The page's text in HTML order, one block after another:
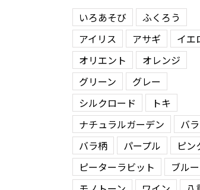
いろあそび
ふくろう
アイリス
アサギ
イエ
オリエント
オレンジ
グリーン
グレー
シルクロード
トキ
ナチュラルガーデン
バラ
バラ柄
パープル
ピン
ピーターラビット
ブルー